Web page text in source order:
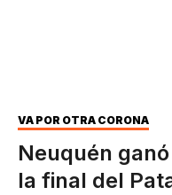
VA POR OTRA CORONA
Neuquén
la final del